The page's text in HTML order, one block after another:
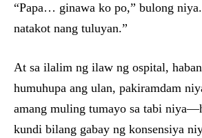
“Papa… ginawa ko po,” bulong
natakot nang tuluyan.”
At sa ilalim ng ilaw ng ospital,
humuhupa ang ulan, pakiramdam
amang muling tumayo sa tabi
kundi bilang gabay ng konsensiya